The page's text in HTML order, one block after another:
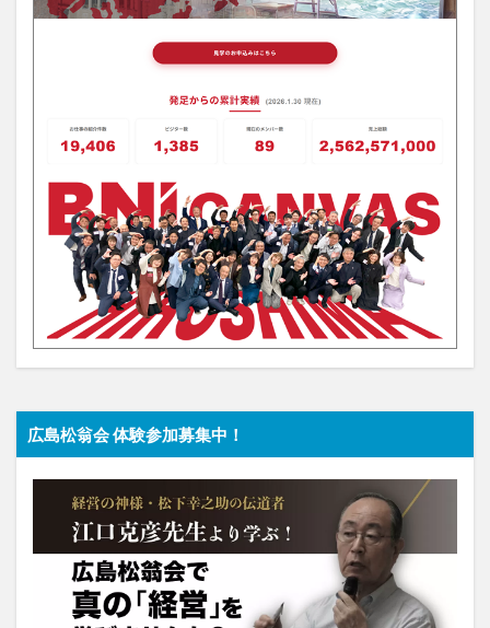
広島松翁会 体験参加募集中！